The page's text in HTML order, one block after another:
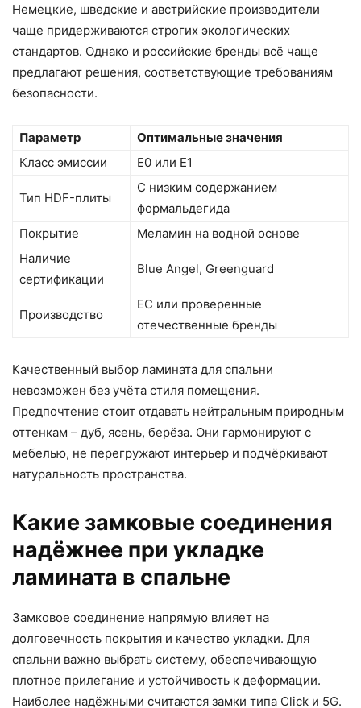
Немецкие, шведские и австрийские производители
чаще придерживаются строгих экологических
стандартов. Однако и российские бренды всё чаще
предлагают решения, соответствующие требованиям
безопасности.
Параметр
Оптимальные значения
Класс эмиссии
E0 или E1
Тип HDF-плиты
С низким содержанием
формальдегида
Покрытие
Меламин на водной основе
Наличие
сертификации
Blue Angel, Greenguard
Производство
ЕС или проверенные
отечественные бренды
Качественный выбор ламината для спальни
невозможен без учёта стиля помещения.
Предпочтение стоит отдавать нейтральным природным
оттенкам – дуб, ясень, берёза. Они гармонируют с
мебелью, не перегружают интерьер и подчёркивают
натуральность пространства.
Какие замковые соединения
надёжнее при укладке
ламината в спальне
Замковое соединение напрямую влияет на
долговечность покрытия и качество укладки. Для
спальни важно выбрать систему, обеспечивающую
плотное прилегание и устойчивость к деформации.
Наиболее надёжными считаются замки типа Click и 5G.